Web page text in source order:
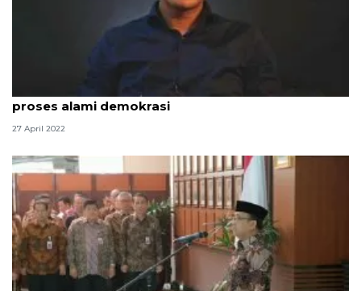
Stafsus Mensesneg: Penurunan kepuasan publik
proses alami demokrasi
27 April 2022